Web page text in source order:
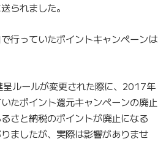
られました。
行っていたポイントキャンペーンは
ルールが変更された際に、2017年
たポイント還元キャンペーンの廃止
さと納税のポイントが廃止になる
ましたが、実際は影響がありませ